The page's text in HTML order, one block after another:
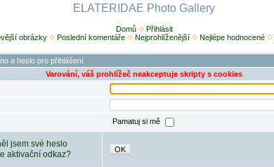
ELATERIDAE Photo Gallery
Domů
Přihlásit
obrázky Poslední komentáře Nejprohlíženější Nejlépe hodnocené
a heslo pro přihlášení
Varování, váš prohlížeč neakceptuje skripty s cookies
Pamatuj si mě
jsem své heslo
aktivační odkaz?
OK